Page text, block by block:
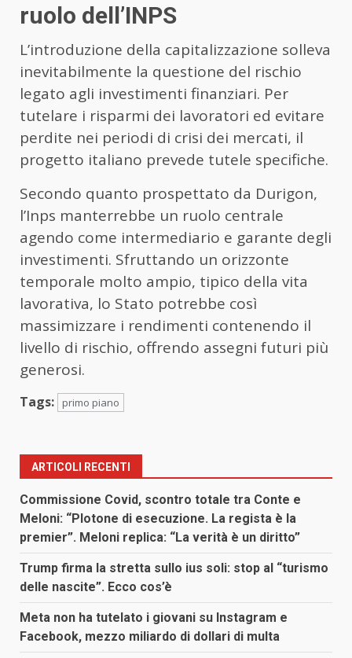
ruolo dell’INPS
L’introduzione della capitalizzazione solleva
inevitabilmente la questione del rischio
legato agli investimenti finanziari. Per
tutelare i risparmi dei lavoratori ed evitare
perdite nei periodi di crisi dei mercati, il
progetto italiano prevede tutele specifiche.
Secondo quanto prospettato da Durigon,
l’Inps manterrebbe un ruolo centrale
agendo come intermediario e garante degli
investimenti. Sfruttando un orizzonte
temporale molto ampio, tipico della vita
lavorativa, lo Stato potrebbe così
massimizzare i rendimenti contenendo il
livello di rischio, offrendo assegni futuri più
generosi.
Tags: primo piano
ARTICOLI RECENTI
Commissione Covid, scontro totale tra Conte e
Meloni: “Plotone di esecuzione. La regista è la
premier”. Meloni replica: “La verità è un diritto”
Trump firma la stretta sullo ius soli: stop al “turismo
delle nascite”. Ecco cos’è
Meta non ha tutelato i giovani su Instagram e
Facebook, mezzo miliardo di dollari di multa